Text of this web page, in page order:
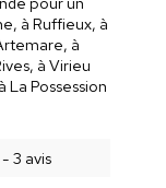
à Ruffieux, à
à
à Virieu
La Possession
- 3 avis